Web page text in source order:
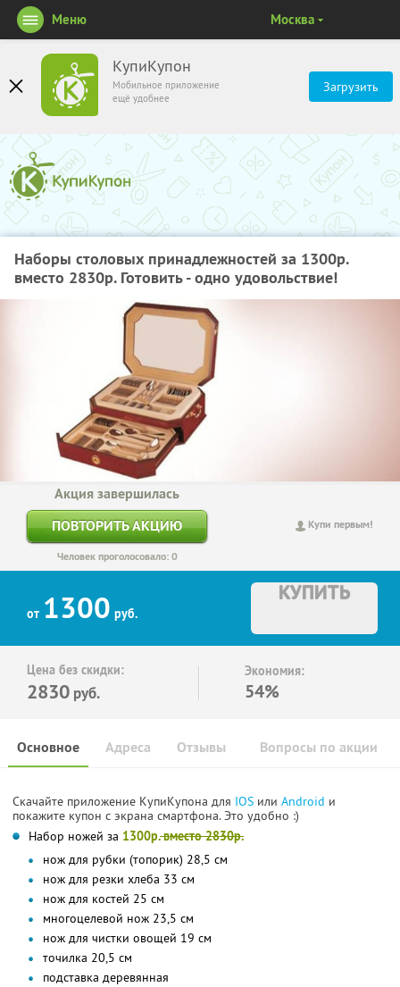
КупиКупон
Мобильное приложение
ещё удобнее
Загрузить
Меню Москва
Наборы столовых принадлежностей за 1300р.
вместо 2830р. Готовить - одно удовольствие!
Купи первым!
Акция завершилась
ПОВТОРИТЬ АКЦИЮ
Человек проголосовало: 0
от 1300 руб.
КУПИТЬ
Цена без скидки:
2830 руб.
Экономия:
54%
Основное Отзывы Вопросы по акции
Адреса
Скачайте приложение КупиКупона для IOS или Android и
покажите купон с экрана смартфона. Это удобно :)
Набор ножей за 1300р.вместо 2830р.
нож для рубки (топорик) 28,5 см
нож для резки хлеба 33 см
нож для костей 25 см
многоцелевой нож 23,5 см
нож для чистки овощей 19 см
точилка 20,5 см
подставка деревянная